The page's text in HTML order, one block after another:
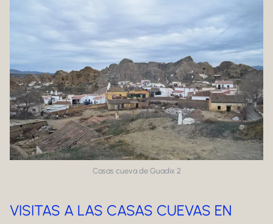
Casas cueva de Guadix 2
VISITAS A LAS CASAS CUEVAS EN